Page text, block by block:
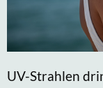
UV-Strahlen